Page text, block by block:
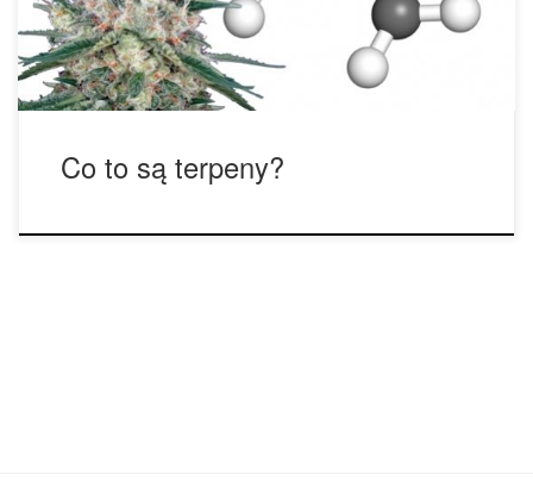
znajdujących się w materiałach roślinnych na bazie węgla,
które nadają roślinom zapach […]
Co to są terpeny?